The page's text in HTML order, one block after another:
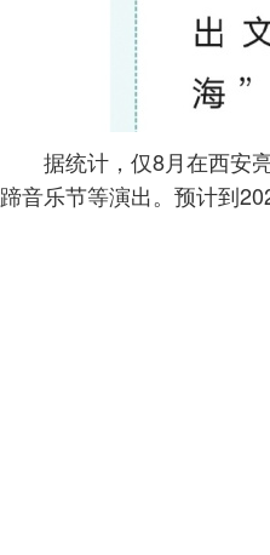
据统计，仅8月在西安
蹄音乐节等演出。预计到